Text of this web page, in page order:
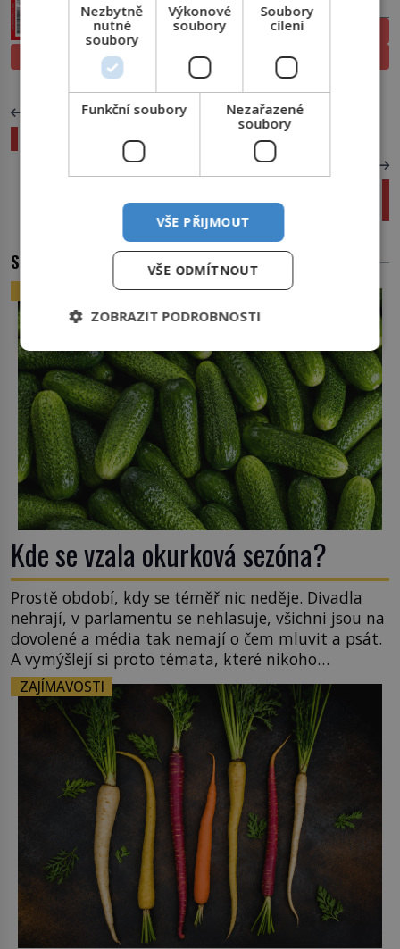
PROLISTOVAT
PŘEDPLATNÉ
ELEKTRONICKÉ
TIŠTĚNÉ
PŘEDCHOZÍ ČLÁNEK
Čich: Nejmocnější spouštěč emocí
SOUVISEJÍCÍ ČLÁNKY
Kde se vzala okurková sezóna?
Prostě období, kdy se téměř nic neděje. Divadla
nehrají, v parlamentu se nehlasuje, všichni jsou na
dovolené a média tak nemají o čem mluvit a psát.
A vymýšlejí si proto témata, které nikoho
nezajímají. Proč je však ona letní doba spojovaná
zrovna s okurkami? Okurkovou sezónu známe už
od poloviny 19. století, ovšem jako Češi […]
ZAJÍMAVOSTI
Nezbytně
nutné
soubory
Výkonové
soubory
Soubory
cílení
Funkční soubory
Nezařazené
soubory
VŠE PŘIJMOUT
VŠE ODMÍTNOUT
ZOBRAZIT PODROBNOSTI